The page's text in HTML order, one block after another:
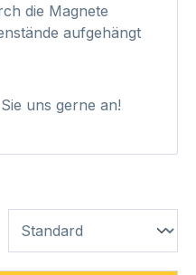
die Magnete
aufgehängt
uns gerne an!